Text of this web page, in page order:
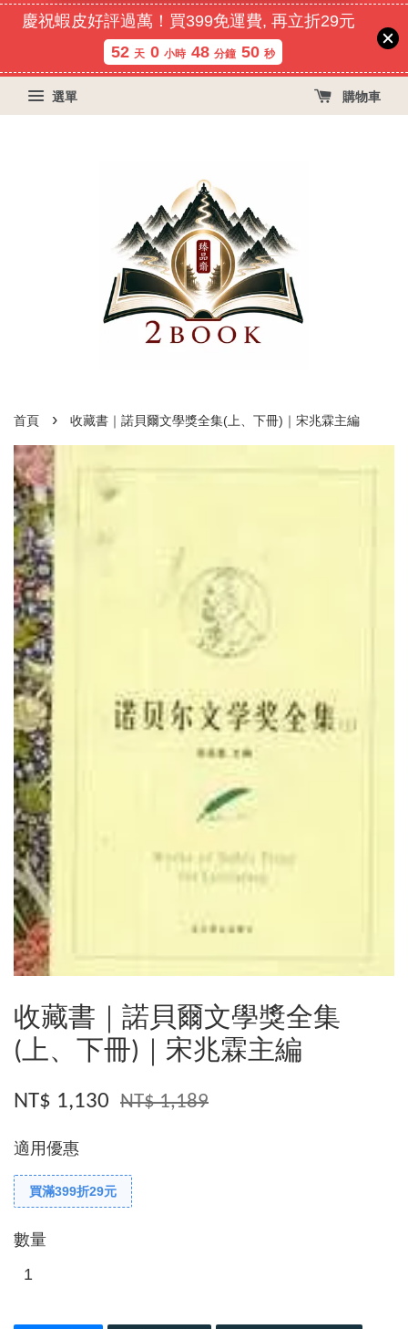
慶祝蝦皮好評過萬！買399免運費, 再立折29元
52 天 0 小時 48 分鐘 50 秒
選單 購物車
首頁 › 收藏書｜諾貝爾文學獎全集(上、下冊)｜宋兆霖主編
收藏書｜諾貝爾文學獎全集
(上、下冊)｜宋兆霖主編
NT$ 1,130 NT$ 1,189
適用優惠
買滿399折29元
數量